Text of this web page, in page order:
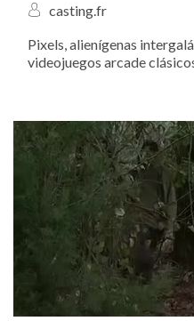
casting.fr
Pixels, alienígenas
videojuegos arcade
atacar la Tierra utilizando